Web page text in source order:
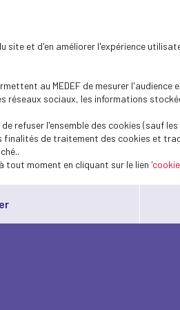
site et d'en améliorer l'expérience
au MEDEF de mesurer
réseaux sociaux, les informations
refuser l'ensemble des cookies (sauf
de traitement des cookies et
tout moment en cliquant sur le lien